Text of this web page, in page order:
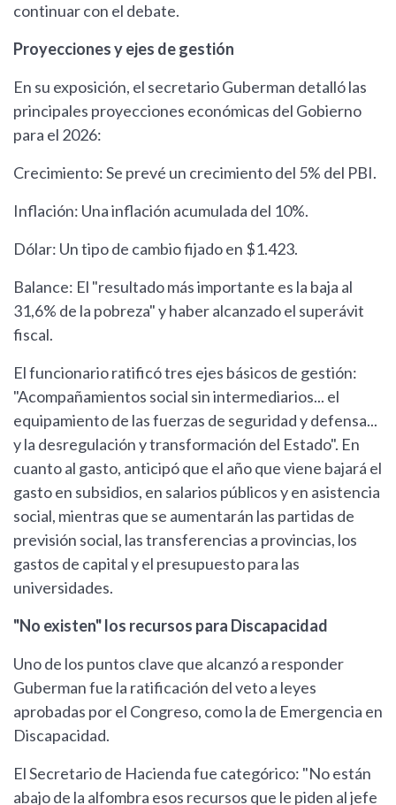
continuar con el debate.
Proyecciones y ejes de gestión
En su exposición, el secretario Guberman detalló las
principales proyecciones económicas del Gobierno
para el 2026:
Crecimiento: Se prevé un crecimiento del 5% del PBI.
Inflación: Una inflación acumulada del 10%.
Dólar: Un tipo de cambio fijado en $1.423.
Balance: El "resultado más importante es la baja al
31,6% de la pobreza" y haber alcanzado el superávit
fiscal.
El funcionario ratificó tres ejes básicos de gestión:
"Acompañamientos social sin intermediarios... el
equipamiento de las fuerzas de seguridad y defensa...
y la desregulación y transformación del Estado". En
cuanto al gasto, anticipó que el año que viene bajará el
gasto en subsidios, en salarios públicos y en asistencia
social, mientras que se aumentarán las partidas de
previsión social, las transferencias a provincias, los
gastos de capital y el presupuesto para las
universidades.
"No existen" los recursos para Discapacidad
Uno de los puntos clave que alcanzó a responder
Guberman fue la ratificación del veto a leyes
aprobadas por el Congreso, como la de Emergencia en
Discapacidad.
El Secretario de Hacienda fue categórico: "No están
abajo de la alfombra esos recursos que le piden al jefe